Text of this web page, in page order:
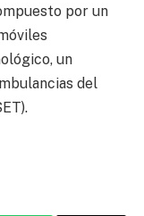
por un
un
del